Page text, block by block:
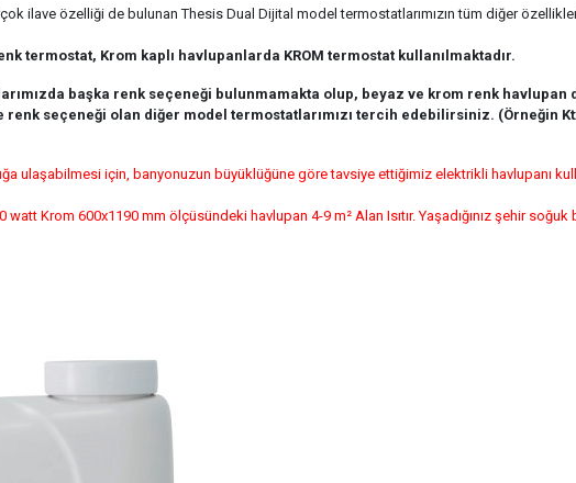
ilave özelliği de bulunan Thesis Dual Dijital model termostatlarımızın tüm diğer
termostat, Krom kaplı havlupanlarda KROM termostat kullanılmaktadır.
başka renk seçeneği bulunmamakta olup, beyaz ve krom renk
renk seçeneği olan diğer model termostatlarımızı tercih edebilirsiniz. (Örneğin
ulaşabilmesi için, banyonuzun büyüklüğüne göre tavsiye ettiğimiz elektrikli havlupanı
Krom 600x1190 mm ölçüsündeki havlupan 4-9 m² Alan Isıtır. Yaşadığınız şehir